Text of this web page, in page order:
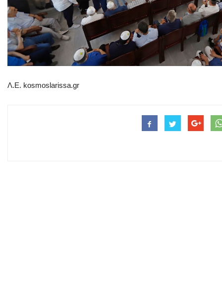
Λ.Ε. kosmoslarissa.gr